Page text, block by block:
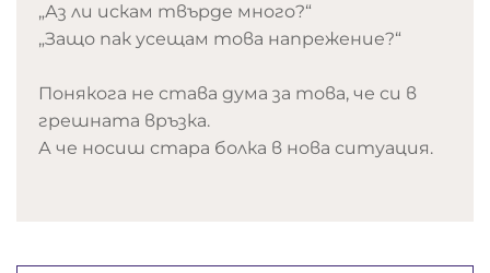
„Аз ли искам твърде много?“
„Защо пак усещам това напрежение?“
Понякога не става дума за това, че си в
грешната връзка.
А че носиш стара болка в нова ситуация.